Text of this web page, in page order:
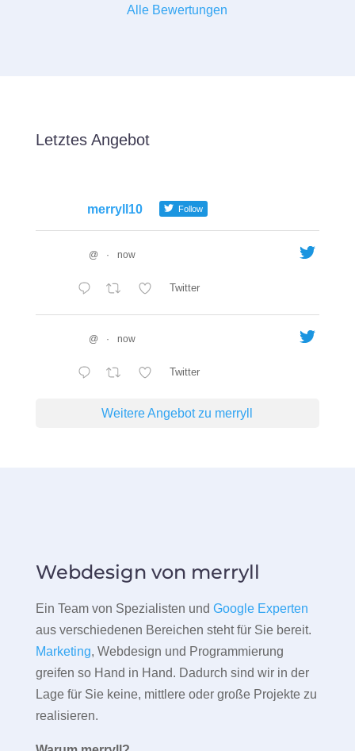
Alle Bewertungen
Letztes Angebot
merryll10 Follow
@ · now
Twitter
@ · now
Twitter
Weitere Angebot zu merryll
Webdesign von merryll
Ein Team von Spezialisten und Google Experten
aus verschiedenen Bereichen steht für Sie bereit.
Marketing, Webdesign und Programmierung
greifen so Hand in Hand. Dadurch sind wir in der
Lage für Sie keine, mittlere oder große Projekte zu
realisieren.